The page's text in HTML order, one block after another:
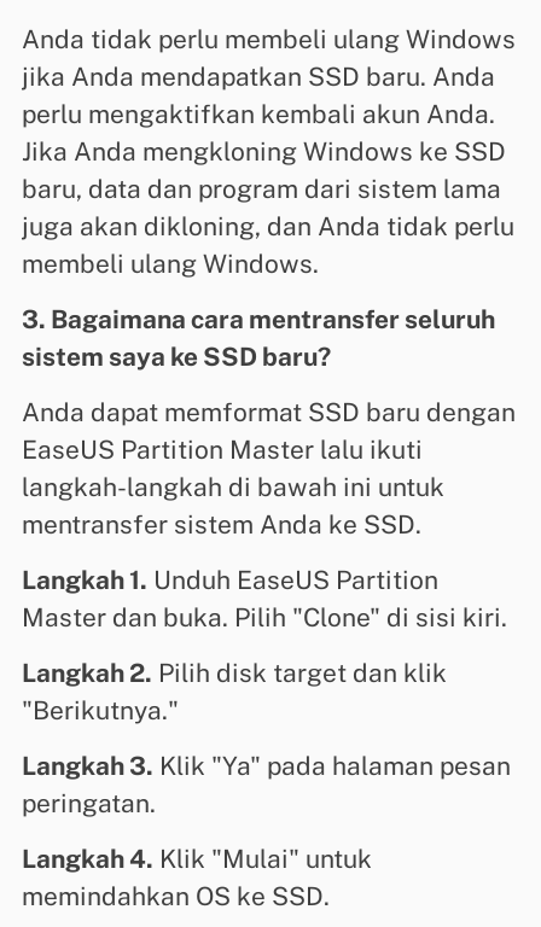
Anda tidak perlu membeli ulang Windows
jika Anda mendapatkan SSD baru. Anda
perlu mengaktifkan kembali akun Anda.
Jika Anda mengkloning Windows ke SSD
baru, data dan program dari sistem lama
juga akan dikloning, dan Anda tidak perlu
membeli ulang Windows.
3. Bagaimana cara mentransfer seluruh
sistem saya ke SSD baru?
Anda dapat memformat SSD baru dengan
EaseUS Partition Master lalu ikuti
langkah-langkah di bawah ini untuk
mentransfer sistem Anda ke SSD.
Langkah 1. Unduh EaseUS Partition
Master dan buka. Pilih "Clone" di sisi kiri.
Langkah 2. Pilih disk target dan klik
"Berikutnya."
Langkah 3. Klik "Ya" pada halaman pesan
peringatan.
Langkah 4. Klik "Mulai" untuk
memindahkan OS ke SSD.